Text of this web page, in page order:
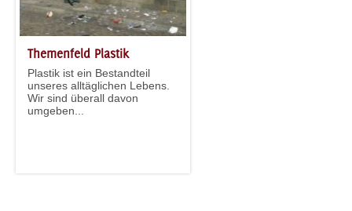
Themenfeld Plastik
Plastik ist ein Bestandteil
unseres alltäglichen Lebens.
Wir sind überall davon
umgeben...